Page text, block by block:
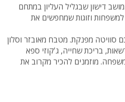
דישון שבגליל העליון במתחם
וזוגות שמחפשים את
מתוכם סוויטה מפנקת. מטבח מאובזר וסלון
בריכת שחייה, ג'קוזי ספא
מוזמנים להכיר מקרוב את